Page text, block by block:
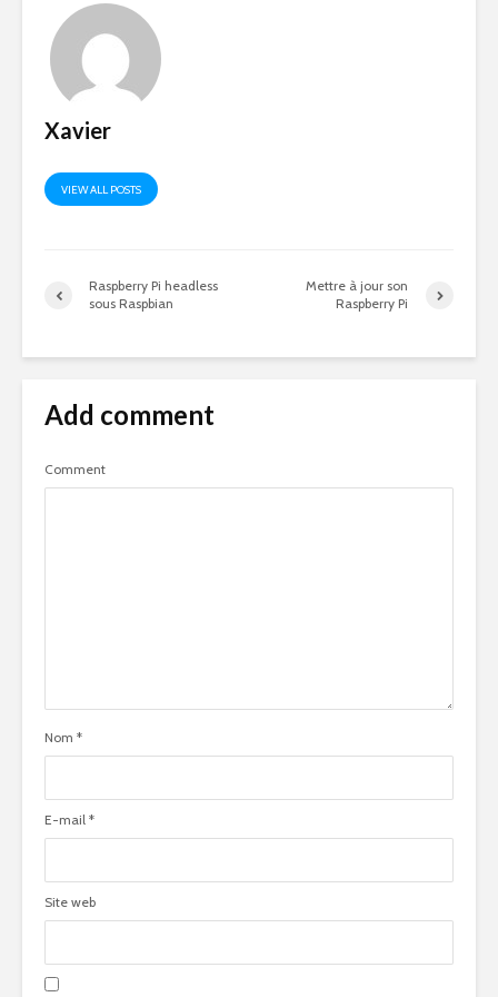
Xavier
VIEW ALL POSTS
Raspberry Pi headless
sous Raspbian
Mettre à jour son
Raspberry Pi
Add comment
Comment
Nom *
E-mail *
Site web